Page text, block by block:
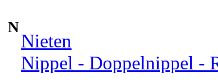
N
Nieten
Nippel - Doppelnippel -